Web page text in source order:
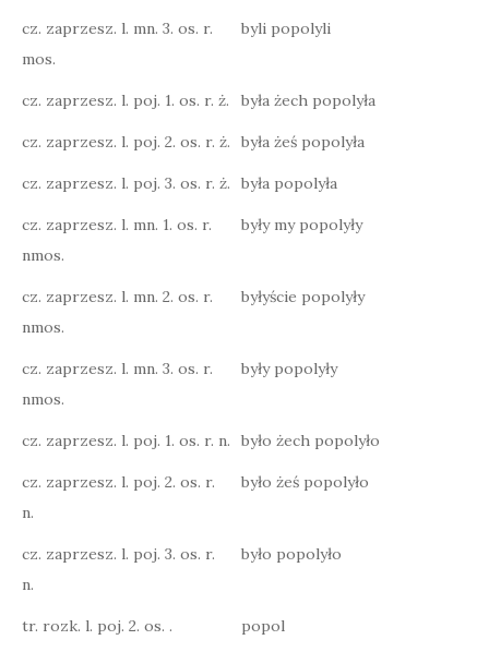
cz. zaprzesz. l. mn. 3. os. r.
mos.
byli popolyli
cz. zaprzesz. l. poj. 1. os. r. ż. była żech popolyła
cz. zaprzesz. l. poj. 2. os. r. ż. była żeś popolyła
cz. zaprzesz. l. poj. 3. os. r. ż. była popolyła
cz. zaprzesz. l. mn. 1. os. r.
nmos.
były my popolyły
cz. zaprzesz. l. mn. 2. os. r.
nmos.
byłyście popolyły
cz. zaprzesz. l. mn. 3. os. r.
nmos.
były popolyły
cz. zaprzesz. l. poj. 1. os. r. n. było żech popolyło
cz. zaprzesz. l. poj. 2. os. r.
n.
było żeś popolyło
cz. zaprzesz. l. poj. 3. os. r.
n.
było popolyło
tr. rozk. l. poj. 2. os. . popol